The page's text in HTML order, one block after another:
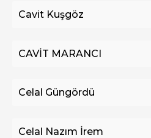
Cavit Kuşgöz
CAVİT MARANCI
Celal Güngördü
Celal Nazım İrem